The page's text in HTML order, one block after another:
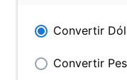
Convertir
Convertir